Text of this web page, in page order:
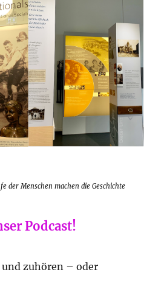
der Menschen machen die Geschichte
Podcast!
zuhören – oder